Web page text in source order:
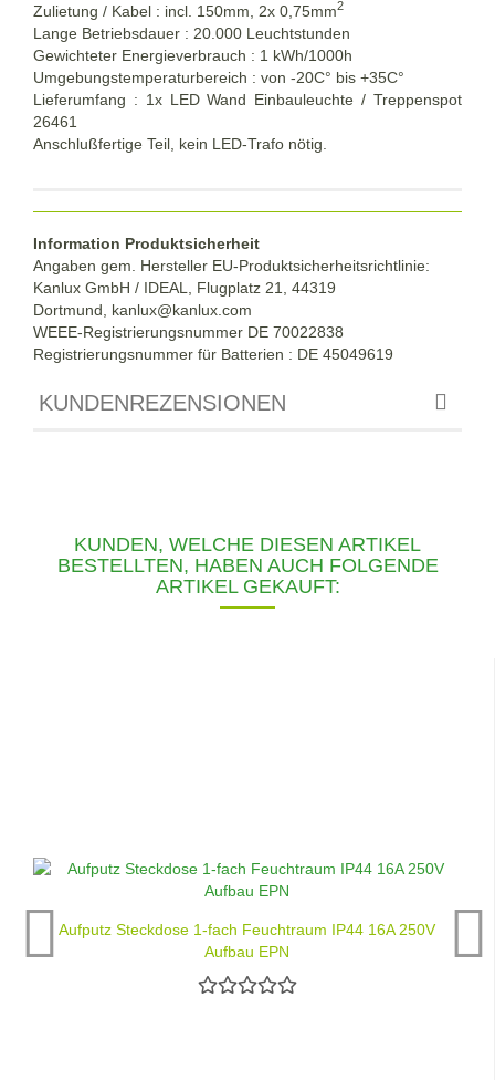
Zulietung / Kabel : incl. 150mm, 2x 0,75mm2
Lange Betriebsdauer : 20.000 Leuchtstunden
Gewichteter Energieverbrauch : 1 kWh/1000h
Umgebungstemperaturbereich : von -20C° bis +35C°
Lieferumfang : 1x LED Wand Einbauleuchte / Treppenspot
26461
Anschlußfertige Teil, kein LED-Trafo nötig.
Information Produktsicherheit
Angaben gem. Hersteller EU-Produktsicherheitsrichtlinie:
Kanlux GmbH / IDEAL, Flugplatz 21, 44319
Dortmund, kanlux@kanlux.com
WEEE-Registrierungsnummer DE 70022838
Registrierungsnummer für Batterien : DE 45049619
KUNDENREZENSIONEN
KUNDEN, WELCHE DIESEN ARTIKEL
BESTELLTEN, HABEN AUCH FOLGENDE
ARTIKEL GEKAUFT:
Aufputz Steckdose 1-fach Feuchtraum IP44 16A 250V
Aufbau EPN